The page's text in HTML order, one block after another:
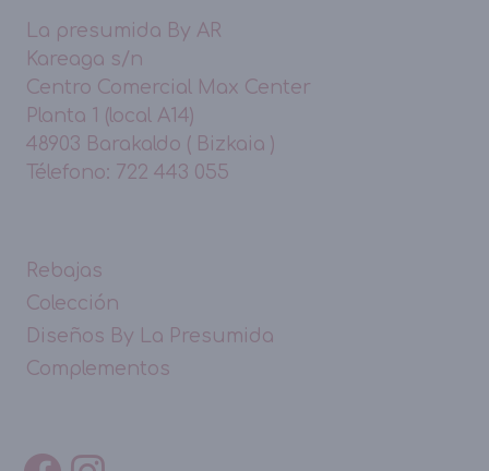
La presumida By AR
Kareaga s/n
Centro Comercial Max Center
Planta 1 (local A14)
48903 Barakaldo ( Bizkaia )
Télefono: 722 443 055
Rebajas
Colección
Diseños By La Presumida
Complementos